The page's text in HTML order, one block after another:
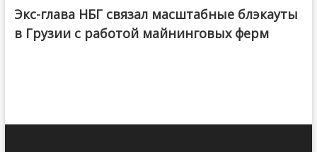
Экс-глава НБГ связал масштабные блэкауты
в Грузии с работой майнинговых ферм